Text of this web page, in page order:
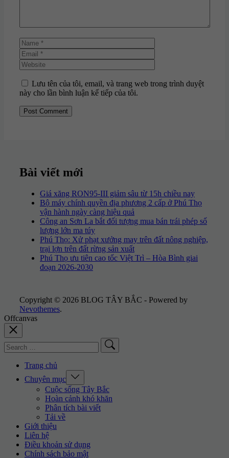
Name
Lưu tên của tôi, email, và trang web trong trình duyệt
này cho lần bình luận kế tiếp của tôi.
Bài viết mới
Giá xăng RON95-III giảm sâu từ 15h chiều nay
Bộ máy chính quyền địa phương 2 cấp ở Phú Thọ
vận hành ngày càng hiệu quả
Công an Sơn La bắt đối tượng mua bán trái phép số
lượng lớn ma túy
Phú Thọ: Xử phạt xưởng may trên đất nông nghiệp,
trại lợn trên đất rừng sản xuất
Phú Thọ ưu tiên cao tốc Việt Trì – Hòa Bình giai
đoạn 2026-2030
Copyright © 2026 BLOG TÂY BẮC - Powered by
Nevothemes.
Offcanvas
Search
for:
Trang chủ
Chuyên mục
/
Collapse
Cuộc sống Tây Bắc
Hoàn cảnh khó khăn
Phân tích bài viết
Tải về
Giới thiệu
Liên hệ
Điều khoản sử dụng
Chính sách bảo mật